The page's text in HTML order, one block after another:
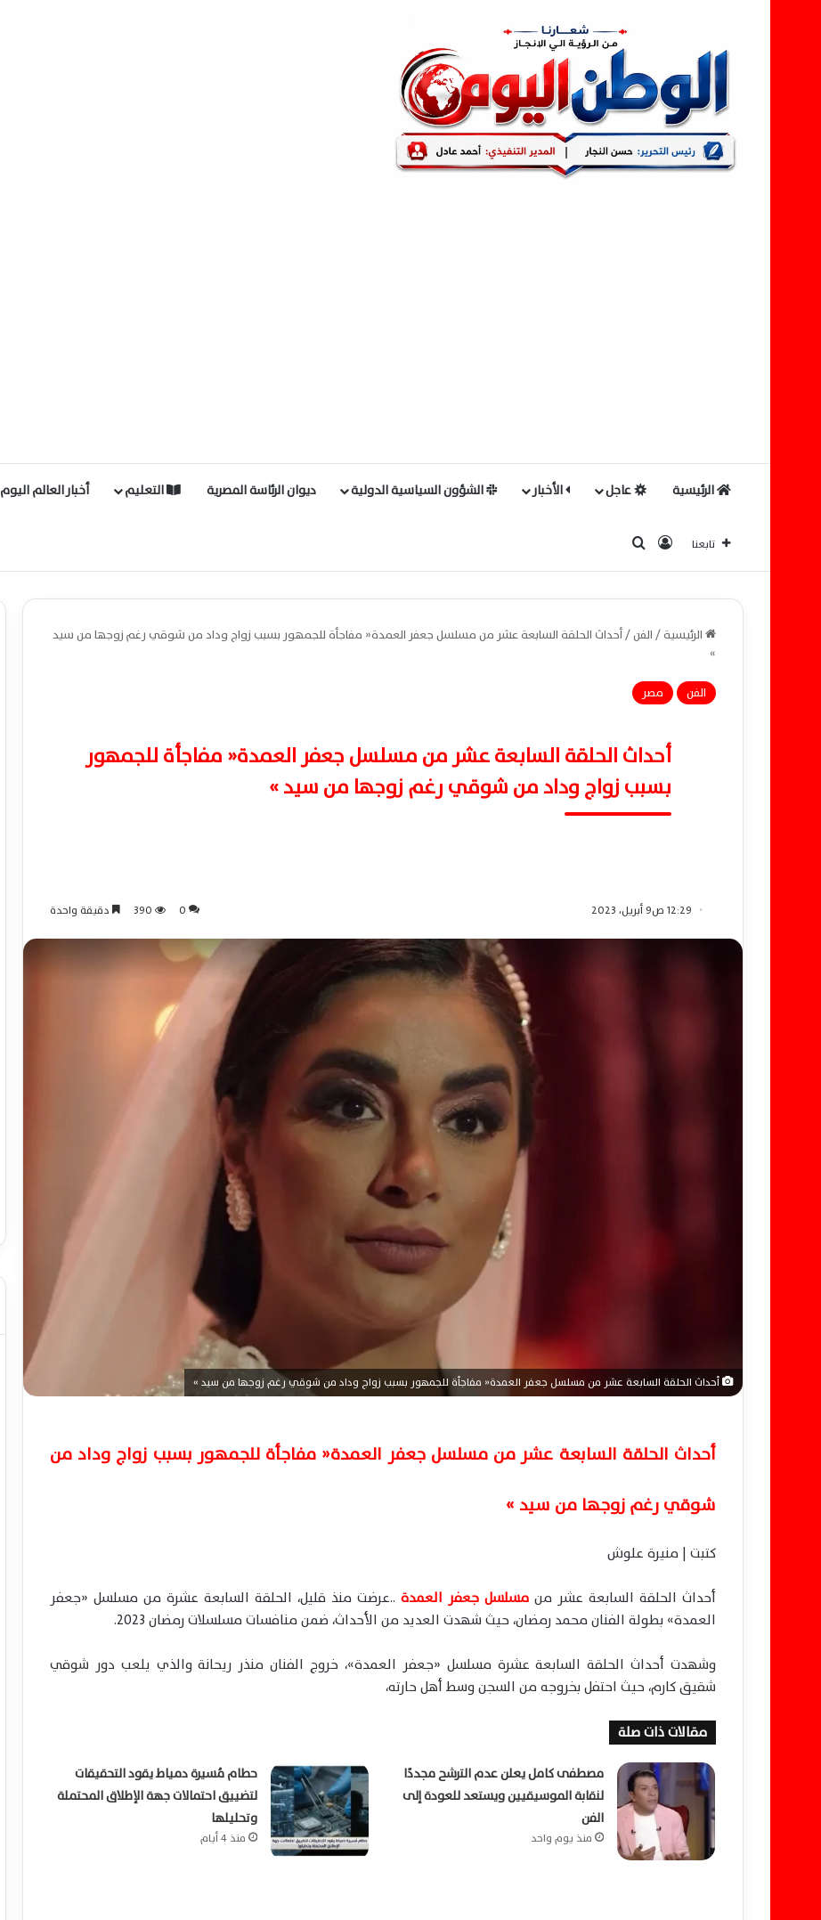
الرئيسية عاجل الأخبار الشؤون السياسية الدولية ديوان الرئاسة المصرية التعليم أخبار العالم اليوم
تابعنا تسجيل الدخول
الرئيسية/الفن/أحداث الحلقة السابعة عشر من مسلسل جعفر العمدة« مفاجأة للجمهور بسبب زواج وداد من شوقي رغم زوجها من سيد
»
الفن
مصر
أحداث الحلقة السابعة عشر من مسلسل جعفر العمدة« مفاجأة للجمهور
بسبب زواج وداد من شوقي رغم زوجها من سيد »
12:29 ص9 أبريل، 2023 0
390 دقيقة واحدة
أحداث الحلقة السابعة عشر من مسلسل جعفر العمدة« مفاجأة للجمهور بسبب زواج وداد من شوقي رغم زوجها من سيد »
أحداث الحلقة السابعة عشر من مسلسل جعفر العمدة« مفاجأة للجمهور بسبب زواج وداد من
شوقي رغم زوجها من سيد »
كتبت | منيرة علوش
أحداث الحلقة السابعة عشر من مسلسل جعفر العمدة ..عرضت منذ قليل، الحلقة السابعة عشرة من مسلسل «جعفر
العمدة» بطولة الفنان محمد رمضان، حيث شهدت العديد من الأحداث، ضمن منافسات مسلسلات رمضان 2023.
وشهدت أحداث الحلقة السابعة عشرة مسلسل «جعفر العمدة»، خروج الفنان منذر ريحانة والذي يلعب دور شوقي
شقيق كارم، حيث احتفل بخروجه من السجن وسط أهل حارته،
مقالات ذات صلة
مصطفى كامل يعلن عدم الترشح مجددًا
لنقابة الموسيقيين ويستعد للعودة إلى
الفن
منذ يوم واحد
حطام مُسيرة دمياط يقود التحقيقات
لتضييق احتمالات جهة الإطلاق المحتملة
وتحليلها
منذ 4 أيام